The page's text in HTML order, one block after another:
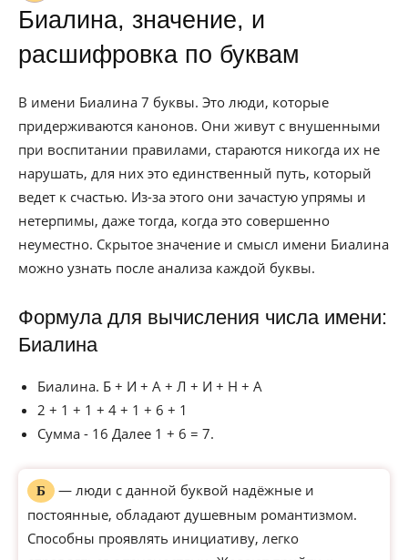
Биалина, значение, и
расшифровка по буквам
В имени Биалина 7 буквы. Это люди, которые
придерживаются канонов. Они живут с внушенными
при воспитании правилами, стараются никогда их не
нарушать, для них это единственный путь, который
ведет к счастью. Из-за этого они зачастую упрямы и
нетерпимы, даже тогда, когда это совершенно
неуместно. Скрытое значение и смысл имени Биалина
можно узнать после анализа каждой буквы.
Формула для вычисления числа имени:
Биалина
Биалина. Б + И + А + Л + И + Н + А
2 + 1 + 1 + 4 + 1 + 6 + 1
Сумма - 16 Далее 1 + 6 = 7.
Б
— люди с данной буквой надёжные и
постоянные, обладают душевным романтизмом.
Способны проявлять инициативу, легко